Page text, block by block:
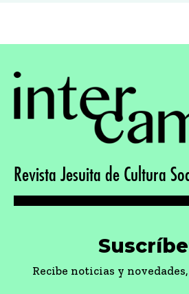
Revista Jesuita de Cultura
Recibe noticias y